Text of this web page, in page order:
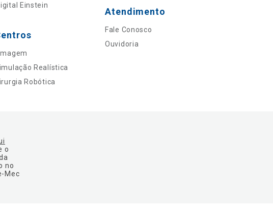
Einstein
Realística
Robótica
Atendimento
Fale Conosco
Ouvidoria
o
no
Mec